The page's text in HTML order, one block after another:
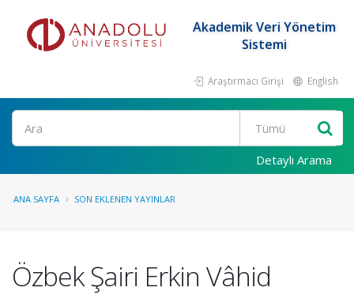
Akademik Veri Yönetim
Sistemi
Araştırmacı Girişi English
Ara
Detaylı Arama
ANA SAYFA SON EKLENEN YAYINLAR
Özbek Şairi Erkin Vâhid